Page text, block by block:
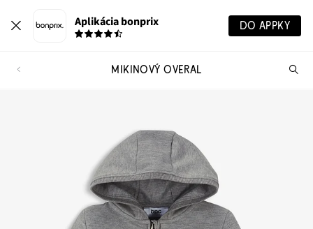
Aplikácia bonprix DO APPKY
MIKINOVÝ OVERAL